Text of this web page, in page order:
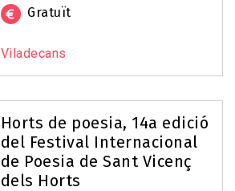
Gratuït
Viladecans
Horts de poesia, 14a edició
del Festival Internacional
de Poesia de Sant Vicenç
dels Horts